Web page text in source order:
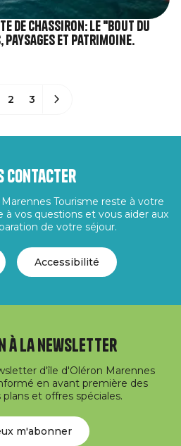
de Chassiron: le "Bout du
paysages et patrimoine.
2 3
contacter
Tourisme reste à votre
à vos questions et vous aider aux
de votre séjour.
Accessibilité
à la newsletter
d'île d'Oléron Marennes
en avant première des
et offres spéciales.
m'abonner